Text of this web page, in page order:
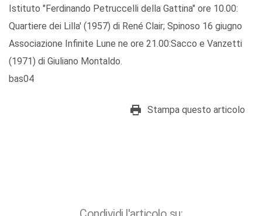
Istituto "Ferdinando Petruccelli della Gattina" ore 10.00:
Quartiere dei Lilla' (1957) di René Clair; Spinoso 16 giugno
Associazione Infinite Lune ne ore 21.00:Sacco e Vanzetti
(1971) di Giuliano Montaldo.
bas04
Stampa questo articolo